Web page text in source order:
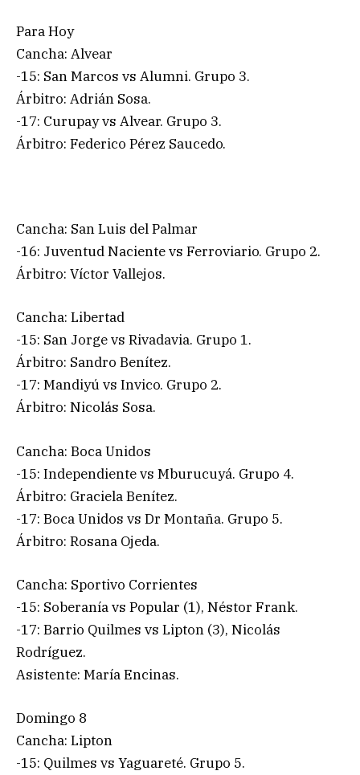
Para Hoy
Cancha: Alvear
-15: San Marcos vs Alumni. Grupo 3.
Árbitro: Adrián Sosa.
-17: Curupay vs Alvear. Grupo 3.
Árbitro: Federico Pérez Saucedo.
Cancha: San Luis del Palmar
-16: Juventud Naciente vs Ferroviario. Grupo 2.
Árbitro: Víctor Vallejos.
Cancha: Libertad
-15: San Jorge vs Rivadavia. Grupo 1.
Árbitro: Sandro Benítez.
-17: Mandiyú vs Invico. Grupo 2.
Árbitro: Nicolás Sosa.
Cancha: Boca Unidos
-15: Independiente vs Mburucuyá. Grupo 4.
Árbitro: Graciela Benítez.
-17: Boca Unidos vs Dr Montaña. Grupo 5.
Árbitro: Rosana Ojeda.
Cancha: Sportivo Corrientes
-15: Soberanía vs Popular (1), Néstor Frank.
-17: Barrio Quilmes vs Lipton (3), Nicolás
Rodríguez.
Asistente: María Encinas.
Domingo 8
Cancha: Lipton
-15: Quilmes vs Yaguareté. Grupo 5.